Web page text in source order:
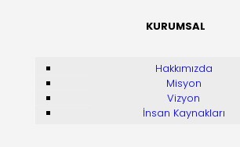
KURUMSAL
Hakkımızda
Misyon
Vizyon
İnsan Kaynakları